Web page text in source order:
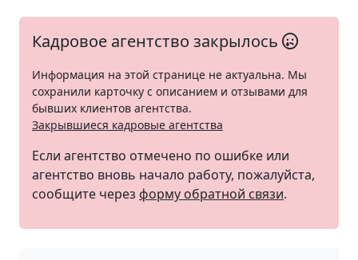
Кадровое агентство закрылось
Информация на этой странице не актуальна. Мы
сохранили карточку с описанием и отзывами для
бывших клиентов агентства.
Закрывшиеся кадровые агентства
Если агентство отмечено по ошибке или
агентство вновь начало работу, пожалуйста,
сообщите через форму обратной связи.